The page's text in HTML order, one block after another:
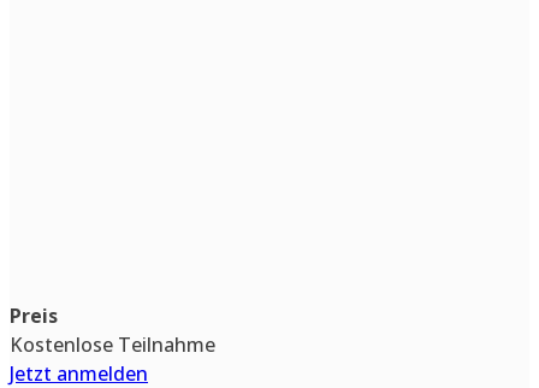
Preis
Kostenlose Teilnahme
Jetzt anmelden